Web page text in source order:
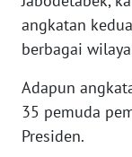
angkatan
berbagai
Adapun
35 pemuda
Presiden.
WN
KALTARA
WN
KALSEL